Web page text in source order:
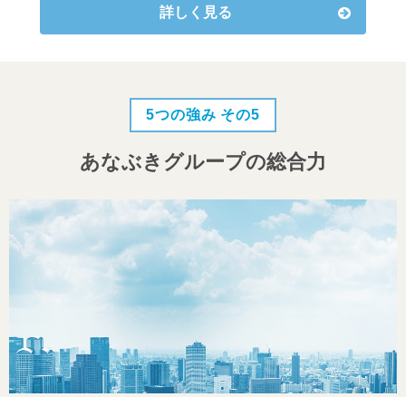
詳しく見る
5つの強み その5
あなぶきグループの総合力